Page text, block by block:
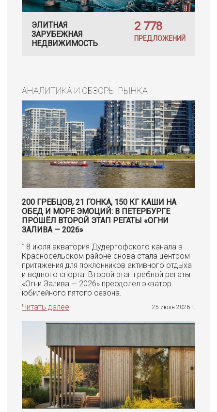
ЭЛИТНАЯ
ЗАРУБЕЖНАЯ
НЕДВИЖИМОСТЬ
2 778
ПРЕДЛОЖЕНИЙ
АНАЛИТИКА И ОБЗОРЫ РЫНКА
200 ГРЕБЦОВ, 21 ГОНКА, 150 КГ КАШИ НА
ОБЕД И МОРЕ ЭМОЦИЙ: В ПЕТЕРБУРГЕ
ПРОШЁЛ ВТОРОЙ ЭТАП РЕГАТЫ «ОГНИ
ЗАЛИВА — 2026»
18 июля акватория Дудергофского канала в
Красносельском районе снова стала центром
притяжения для поклонников активного отдыха
и водного спорта. Второй этап гребной регаты
«Огни Залива — 2026» преодолел экватор
юбилейного пятого сезона.
Читать далее
25 июля 2026 г.